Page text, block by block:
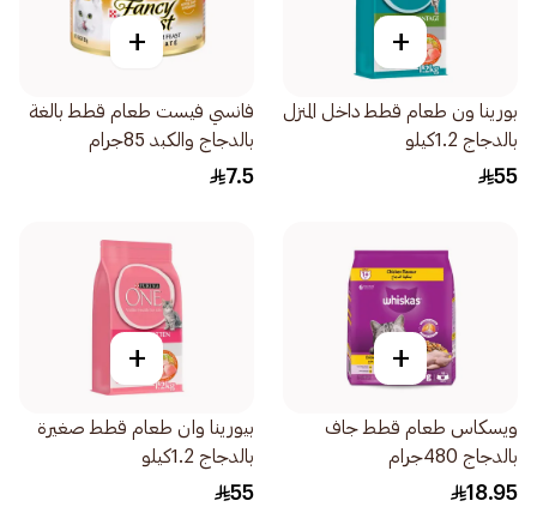
+
بورينا ون طعام قطط داخل المنزل
بالدجاج 1.2كيلو
55
+
فانسي فيست طعام قطط بالغة
بالدجاج والكبد 85جرام
7.5
+
ويسكاس طعام قطط جاف
بالدجاج 480جرام
18.95
+
بيورينا وان طعام قطط صغيرة
بالدجاج 1.2كيلو
55